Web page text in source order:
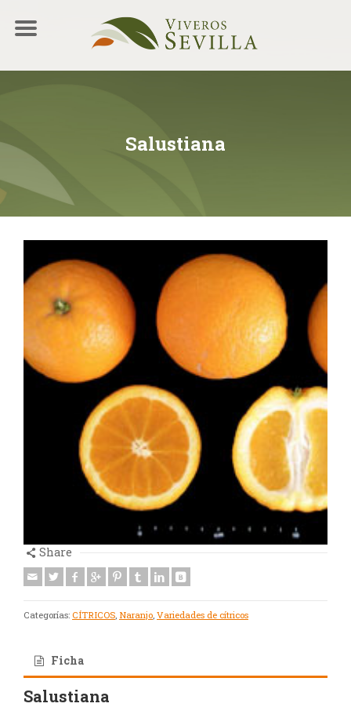
Salustiana
Share
Categorías: CÍTRICOS, Naranjo, Variedades de cítricos
Ficha
Salustiana